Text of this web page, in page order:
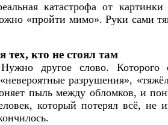
катастрофа от
«пройти мимо». Руки сами
кто не стоял там
другое слово.
разрушения»,
пыль между обломков, и
который потерял всё,